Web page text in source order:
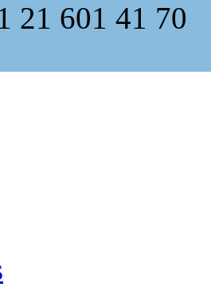
21 601 41 70